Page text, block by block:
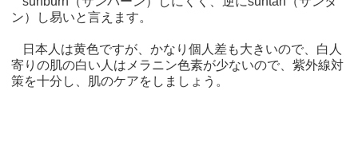
ン）し易いと言えます。
日本人は黄色ですが、かなり個人差も大きいので、白人
寄りの肌の白い人はメラニン色素が少ないので、紫外線対
策を十分し、肌のケアをしましょう。